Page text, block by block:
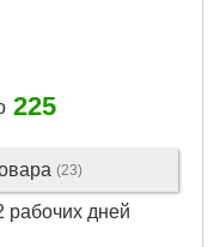
225
(23)
рабочих дней